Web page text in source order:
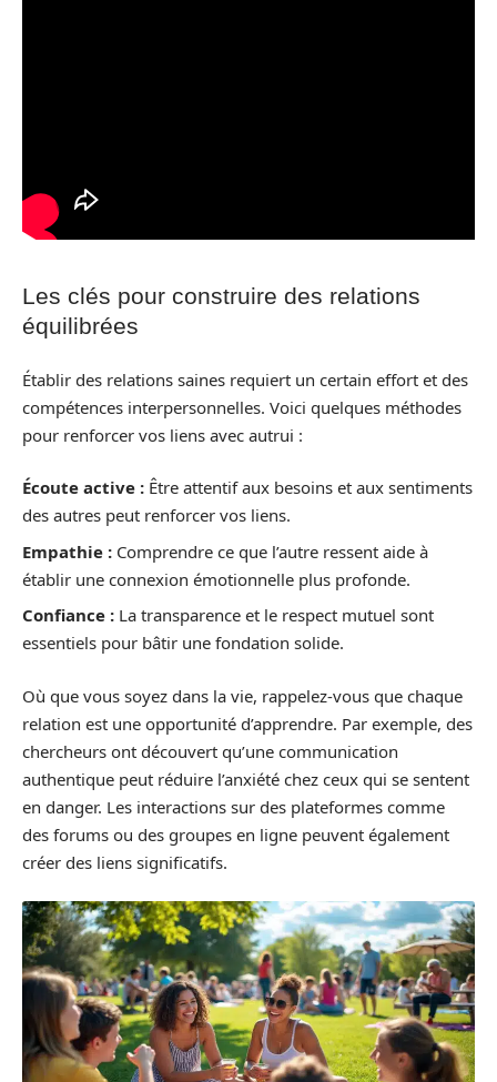
Les clés pour construire des relations
équilibrées
Établir des relations saines requiert un certain effort et des
compétences interpersonnelles. Voici quelques méthodes
pour renforcer vos liens avec autrui :
Écoute active : Être attentif aux besoins et aux sentiments
des autres peut renforcer vos liens.
Empathie : Comprendre ce que l’autre ressent aide à
établir une connexion émotionnelle plus profonde.
Confiance : La transparence et le respect mutuel sont
essentiels pour bâtir une fondation solide.
Où que vous soyez dans la vie, rappelez-vous que chaque
relation est une opportunité d’apprendre. Par exemple, des
chercheurs ont découvert qu’une communication
authentique peut réduire l’anxiété chez ceux qui se sentent
en danger. Les interactions sur des plateformes comme
des forums ou des groupes en ligne peuvent également
créer des liens significatifs.